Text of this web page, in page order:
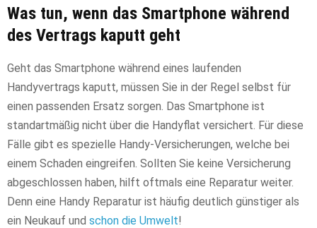
Was tun, wenn das Smartphone während
des Vertrags kaputt geht
Geht das Smartphone während eines laufenden
Handyvertrags kaputt, müssen Sie in der Regel selbst für
einen passenden Ersatz sorgen. Das Smartphone ist
standartmäßig nicht über die Handyflat versichert. Für diese
Fälle gibt es spezielle Handy-Versicherungen, welche bei
einem Schaden eingreifen. Sollten Sie keine Versicherung
abgeschlossen haben, hilft oftmals eine Reparatur weiter.
Denn eine Handy Reparatur ist häufig deutlich günstiger als
ein Neukauf und schon die Umwelt!